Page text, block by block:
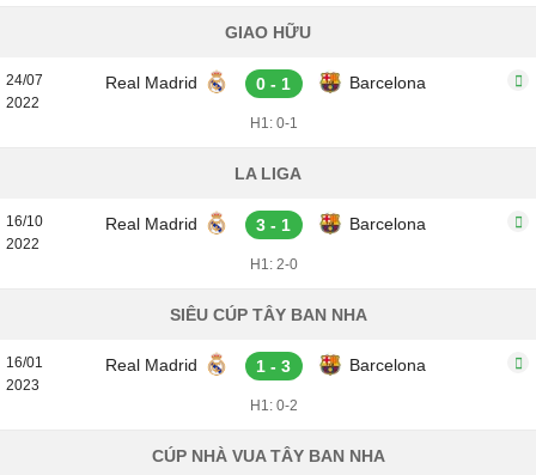
GIAO HỮU
24/07
2022
Real Madrid 0 - 1 Barcelona
H1: 0-1
LA LIGA
16/10
2022
Real Madrid 3 - 1 Barcelona
H1: 2-0
SIÊU CÚP TÂY BAN NHA
16/01
2023
Real Madrid 1 - 3 Barcelona
H1: 0-2
CÚP NHÀ VUA TÂY BAN NHA